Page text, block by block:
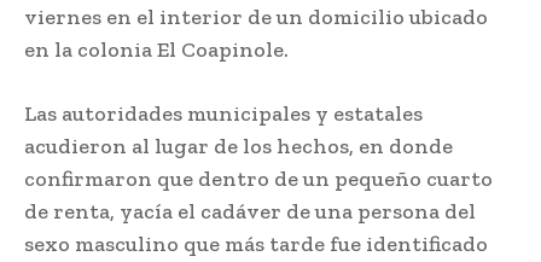
viernes en el interior de un domicilio ubicado
en la colonia El Coapinole.
Las autoridades municipales y estatales
acudieron al lugar de los hechos, en donde
confirmaron que dentro de un pequeño cuarto
de renta, yacía el cadáver de una persona del
sexo masculino que más tarde fue identificado